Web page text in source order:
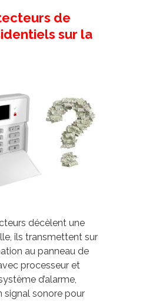
de
sur la
décèlent une
ils transmettent sur
au panneau de
processeur et
d’alarme,
signal sonore pour